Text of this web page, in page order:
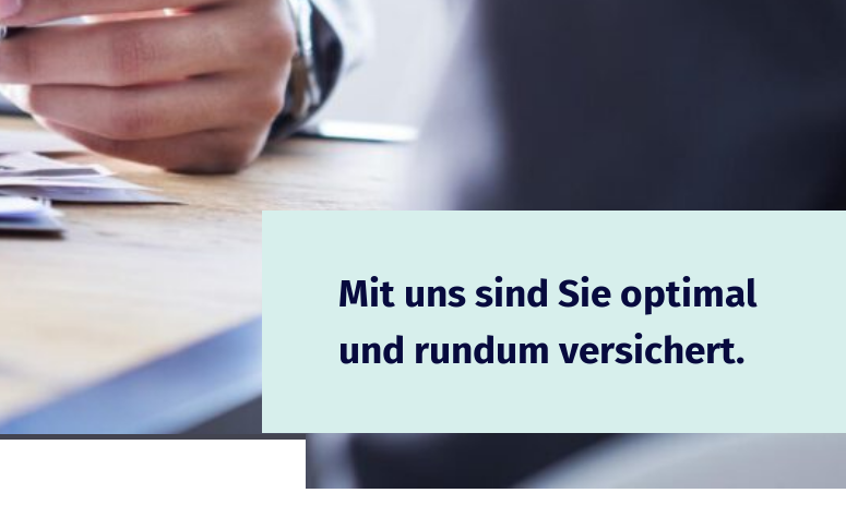
Mit uns sind Sie optimal
und rundum versichert.